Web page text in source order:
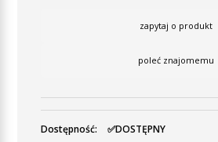
zapytaj o produkt
poleć znajomemu
Dostępność:
✅DOSTĘPNY